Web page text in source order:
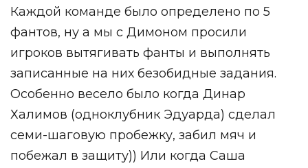
Каждой команде было определено по 5
фантов, ну а мы с Димоном просили
игроков вытягивать фанты и выполнять
записанные на них безобидные задания.
Особенно весело было когда Динар
Халимов (одноклубник Эдуарда) сделал
семи-шаговую пробежку, забил мяч и
побежал в защиту)) Или когда Саша